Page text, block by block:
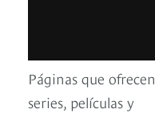
Páginas que ofrecen
series, películas y